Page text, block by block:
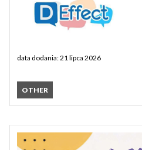
data dodania: 21 lipca 2026
OTHER